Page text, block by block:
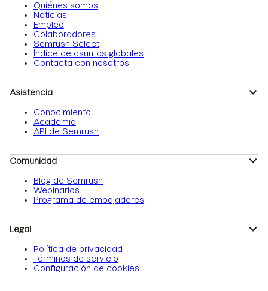
Quiénes somos
Noticias
Empleo
Colaboradores
Semrush Select
Índice de asuntos globales
Contacta con nosotros
Asistencia
Conocimiento
Academia
API de Semrush
Comunidad
Blog de Semrush
Webinarios
Programa de embajadores
Legal
Política de privacidad
Términos de servicio
Configuración de cookies